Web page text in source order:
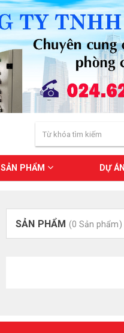
SẢN PHẨM DỰ ÁN
SẢN PHẨM (0 Sản phẩm)